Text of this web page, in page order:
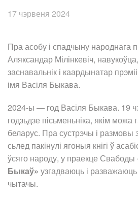
17 чэрвеня 2024
Пра асобу і спадчыну народнага
Аляксандар Мілінкевіч,
заснавальнік і каардынатар
імя Васіля Быкава.
2024-ы — год Васіля Быкава. 19
годзьдзе пісьменьніка, якім
беларус. Пра сустрэчы і размовы
сьлед пакінулі ягоныя кнігі ў
ўсяго народу, у праекце Свабоды
Быкаў» узгадваюць і
чытачы.